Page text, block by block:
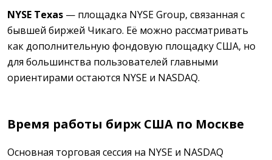
NYSE Texas — площадка NYSE Group, связанная с
бывшей биржей Чикаго. Её можно рассматривать
как дополнительную фондовую площадку США, но
для большинства пользователей главными
ориентирами остаются NYSE и NASDAQ.
Время работы бирж США по Москве
Основная торговая сессия на NYSE и NASDAQ